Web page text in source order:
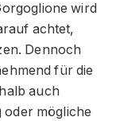
wird
achtet,
Dennoch
für die
auch
oder mögliche